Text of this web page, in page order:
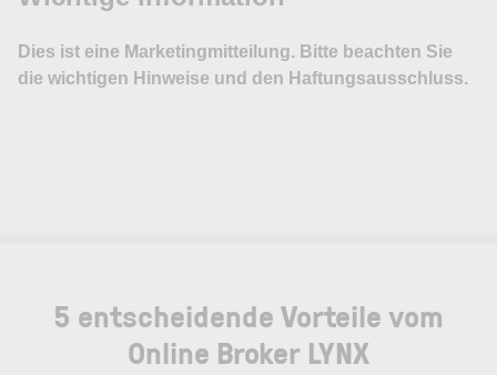
5 entscheidende Vorteile vom
Online Broker LYNX